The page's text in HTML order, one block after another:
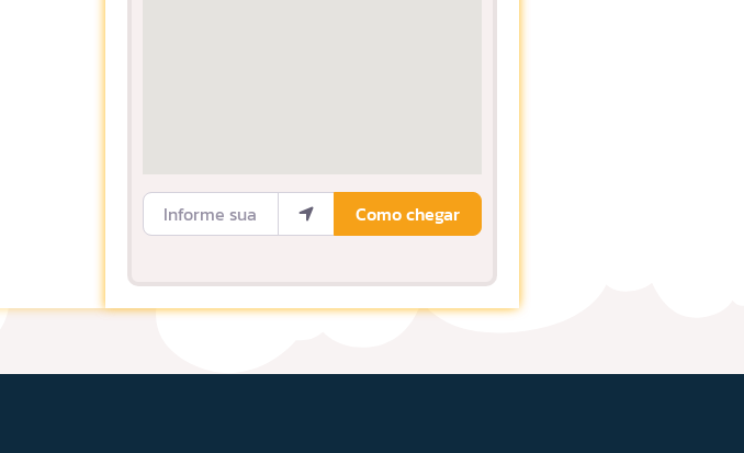
Informe sua Localização
Como chegar